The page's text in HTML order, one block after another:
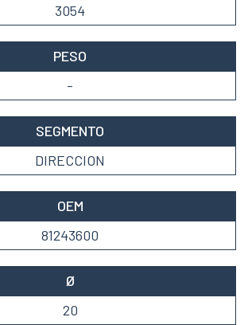
3054
PESO
-
SEGMENTO
DIRECCION
OEM
81243600
Ø
20